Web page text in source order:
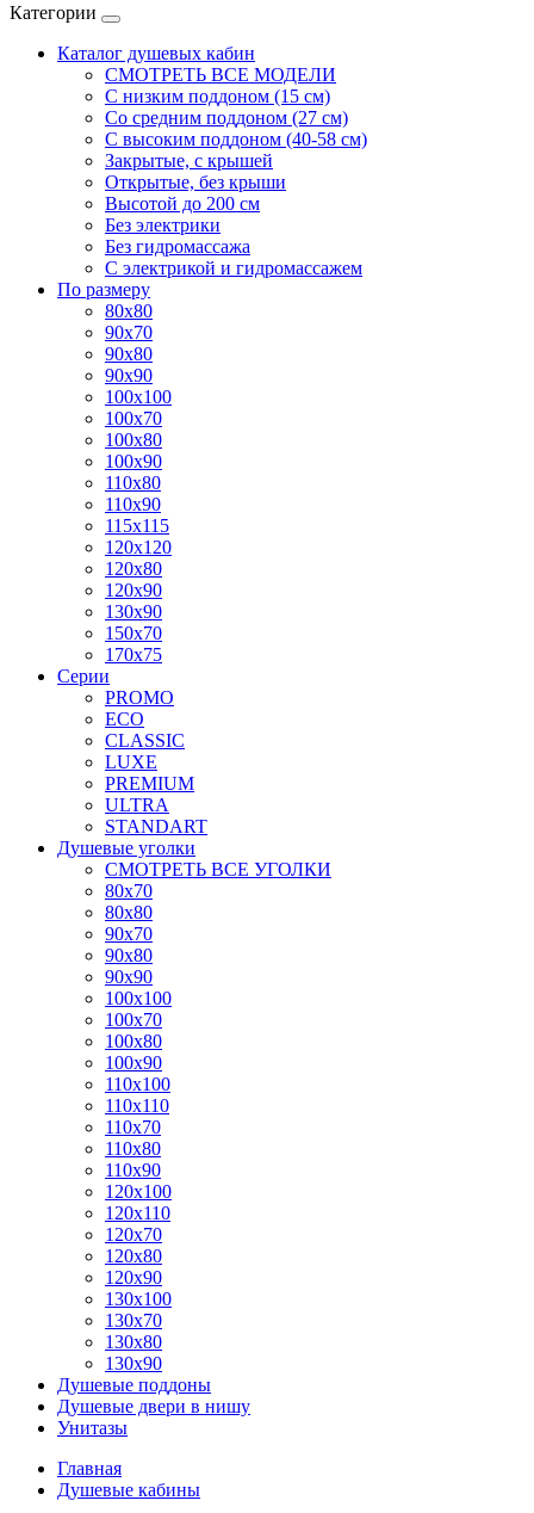
Категории
Каталог душевых кабин
СМОТРЕТЬ ВСЕ МОДЕЛИ
С низким поддоном (15 см)
Со средним поддоном (27 см)
С высоким поддоном (40-58 см)
Закрытые, с крышей
Открытые, без крыши
Высотой до 200 см
Без электрики
Без гидромассажа
С электрикой и гидромассажем
По размеру
80x80
90x70
90x80
90x90
100x100
100x70
100x80
100x90
110x80
110x90
115x115
120x120
120x80
120x90
130x90
150x70
170x75
Серии
PROMO
ECO
CLASSIC
LUXE
PREMIUM
ULTRA
STANDART
Душевые уголки
СМОТРЕТЬ ВСЕ УГОЛКИ
80x70
80x80
90x70
90x80
90x90
100x100
100x70
100x80
100x90
110x100
110x110
110x70
110x80
110x90
120x100
120x110
120x70
120x80
120x90
130x100
130x70
130x80
130x90
Душевые поддоны
Душевые двери в нишу
Унитазы
Главная
Душевые кабины